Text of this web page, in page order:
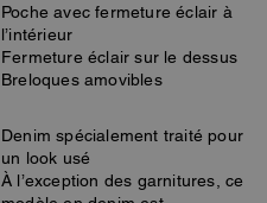
Poche avec fermeture éclair à
l’intérieur
Fermeture éclair sur le dessus
Breloques amovibles
Denim spécialement traité pour
un look usé
À l’exception des garnitures, ce